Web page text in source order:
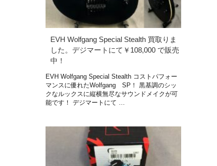
EVH Wolfgang Special Stealth 買取りま
した。デジマートにて￥108,000 で販売
中！
EVH Wolfgang Special Stealth コストパフォー
マンスに優れたWolfgang SP！ 黒基調のシッ
クなルックスに縦横無尽なサウンドメイクが可
能です！ デジマートにて …